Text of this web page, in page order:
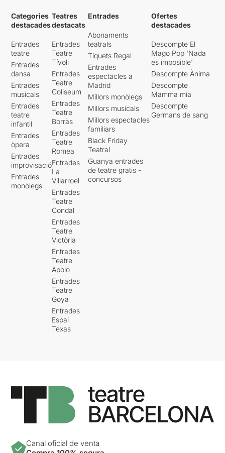
Categories
destacades
Entrades
teatre
Entrades
dansa
Entrades
musicals
Entrades
teatre
infantil
Entrades
òpera
Entrades
improvisació
Entrades
monòlegs
Teatres
destacats
Entrades
Teatre
Tívoli
Entrades
Teatre
Coliseum
Entrades
Teatre
Borràs
Entrades
Teatre
Romea
Entrades
La
Villarroel
Entrades
Teatre
Condal
Entrades
Teatre
Victòria
Entrades
Teatre
Apolo
Entrades
Teatre
Goya
Entrades
Espai
Texas
Entrades
Abonaments
teatrals
Tiquets Regal
Entrades
espectacles a
Madrid
Millors monòlegs
Millors musicals
Millors espectacles
familiars
Black Friday
Teatral
Guanya entrades
de teatre gratis -
concursos
Ofertes
destacades
Descompte El
Mago Pop 'Nada
es imposible'
Descompte Ànima
Descompte
Mamma mia
Descompte
Germans de sang
Canal oficial de venta